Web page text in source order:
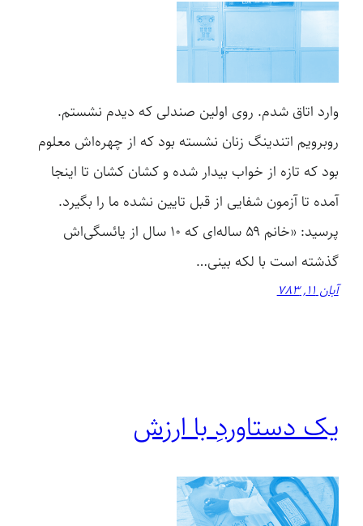
وارد اتاق شدم. روی اولین صندلی که دیدم نشستم.
روبرویم اتندینگ زنان نشسته بود که از چهره‌اش معلوم‌
بود که تازه از خواب بیدار شده و کشان کشان تا اینجا
آمده‌ تا آزمون شفایی از قبل تایین نشده ما را بگیرد.
پرسید: «خانم ۵۹ ساله‌ای که ۱۰ سال از یائسگی‌اش
گذشته‌ است با لکه بینی…
آبان 11, 783
یک دستاوردِ با ارزش